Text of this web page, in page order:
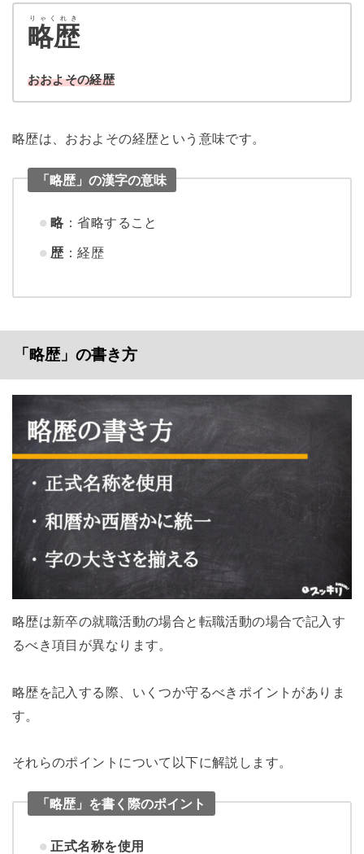
略歴
りゃくれき
おおよその経歴
略歴は、おおよその経歴という意味です。
「略歴」の漢字の意味
略 ：省略すること
歴 ：経歴
「略歴」の書き方
略歴は新卒の就職活動の場合と転職活動の場合で記入す
るべき項目が異なります。
略歴を記入する際、いくつか守るべきポイントがありま
す。
それらのポイントについて以下に解説します。
「略歴」を書く際のポイント
正式名称を使用